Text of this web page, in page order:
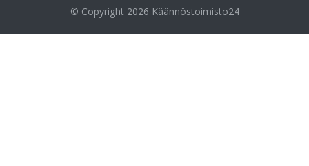
© Copyright 2026 Käännöstoimisto24